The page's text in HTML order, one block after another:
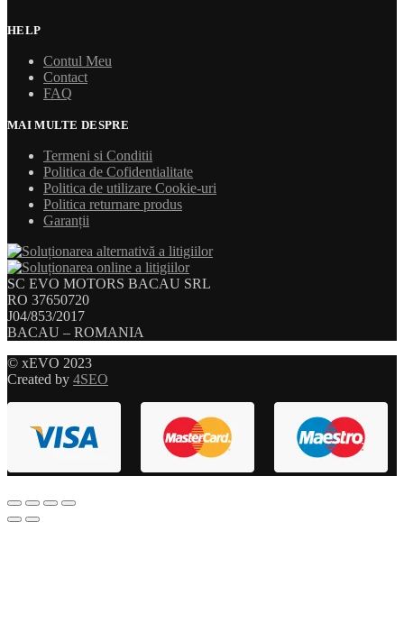
HELP
Contul Meu
Contact
FAQ
MAI MULTE DESPRE
Termeni si Conditii
Politica de Cofidentialitate
Politica de utilizare Cookie-uri
Politica returnare produs
Garanții
SC EVO MOTORS BACAU SRL
RO 37650720
J04/853/2017
BACAU – ROMANIA
© xEVO 2023
Created by 4SEO